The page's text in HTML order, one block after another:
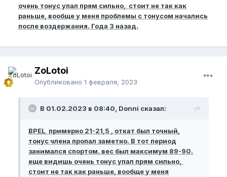
очень тонус упал прям сильно, стоит не так как
раньше, вообще у меня проблемы с тонусом начались
после воздержания. Года 3 назад.
ZoLotoi
Опубликовано 1 февраля, 2023
В 01.02.2023 в 08:40, Donni сказал:
BPEL примерно 21-21,5 , откат был точный,
тонус члена пропал заметно. В тот период
занимался спортом. вес был максимум 89-90.
еще видишь очень тонус упал прям сильно,
стоит не так как раньше, вообще у меня